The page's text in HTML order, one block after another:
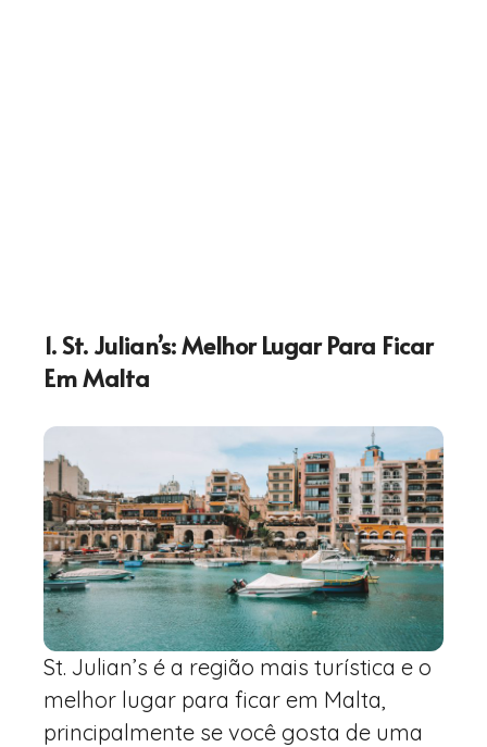
1. St. Julian’s: Melhor Lugar Para Ficar
Em Malta
St. Julian’s é a região mais turística e o
melhor lugar para ficar em Malta,
principalmente se você gosta de uma